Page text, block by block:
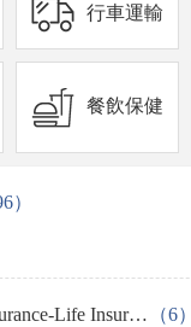
行車運輸
餐飲保健
）
保險-人壽保險 Insurance-Life Insurance （6）